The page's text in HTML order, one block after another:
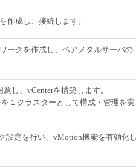
作成し、接続します。
ークを作成し、ベアメタルサーバの
し、vCenterを構築します。
１クラスターとして構成・管理を実
設定を行い、vMotion機能を有効化し